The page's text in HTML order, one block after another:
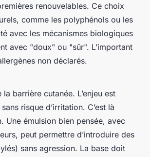
renouvelables. Ce choix
comme les polyphénols ou les
avec les mécanismes biologiques
avec "doux" ou "sûr". L’important
non déclarés.
barrière cutanée. L’enjeu est
risque d’irritation. C’est là
Une émulsion bien pensée, avec
peut permettre d’introduire des
sans agression. La base doit